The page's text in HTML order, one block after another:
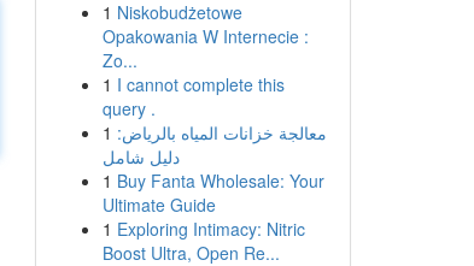
1 Niskobudżetowe
Opakowania W Internecie :
Zo...
1 I cannot complete this
query .
1 معالجة خزانات المياه بالرياض:
دليل شامل
1 Buy Fanta Wholesale: Your
Ultimate Guide
1 Exploring Intimacy: Nitric
Boost Ultra, Open Re...